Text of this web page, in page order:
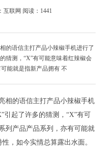
互联网 阅读：1441
的语信主打产品小辣椒手机进行了
猜测，“X”有可能意味着红辣椒会
能就是指新产品拥有 不
相的语信主打产品小辣椒手机
引起了许多的猜测，“X”有可
列产品产品系列，亦有可能就
，如今实情总算露出水面。